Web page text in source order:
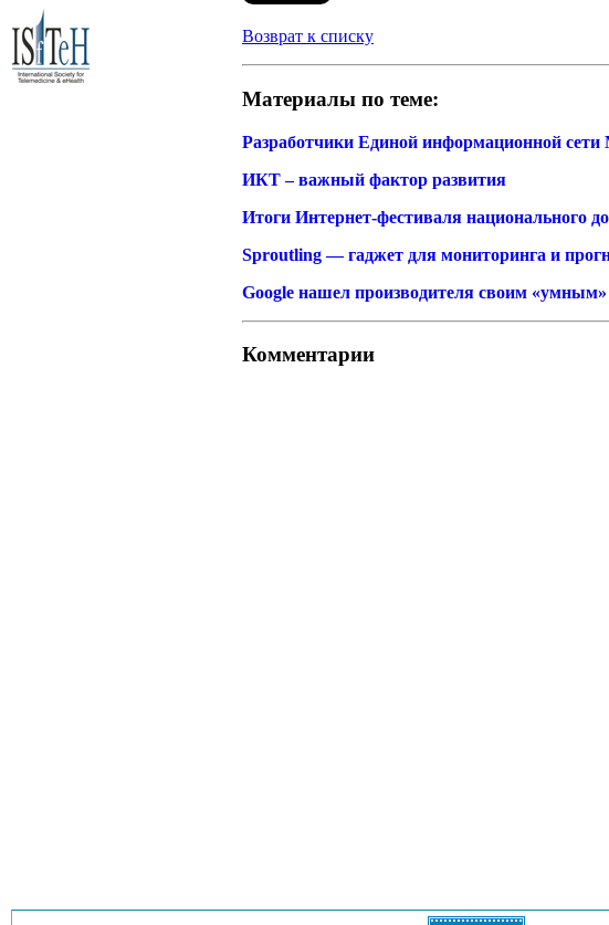
Возврат к списку
Материалы по теме:
Разработчики Единой информационной сети
ИКТ – важный фактор развития
Итоги Интернет-фестиваля национального
Sproutling — гаджет для мониторинга и
Google нашел производителя своим
Комментарии